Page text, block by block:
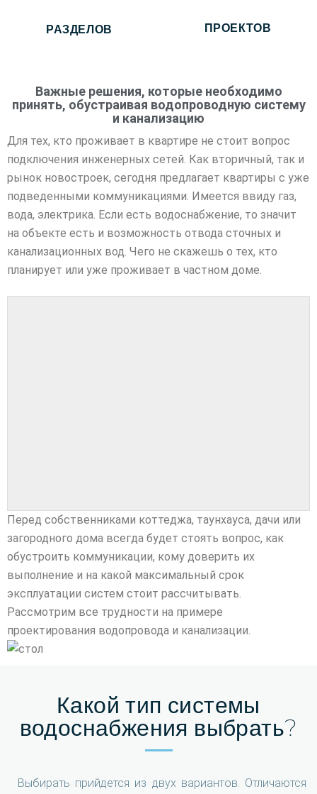
РАЗДЕЛОВ ПРОЕКТОВ
Важные решения, которые необходимо
принять, обустраивая водопроводную систему
и канализацию
Для тех, кто проживает в квартире не стоит вопрос
подключения инженерных сетей. Как вторичный, так и
рынок новостроек, сегодня предлагает квартиры с уже
подведенными коммуникациями. Имеется ввиду газ,
вода, электрика. Если есть водоснабжение, то значит
на объекте есть и возможность отвода сточных и
канализационных вод. Чего не скажешь о тех, кто
планирует или уже проживает в частном доме.
Перед собственниками коттеджа, таунхауса, дачи или
загородного дома всегда будет стоять вопрос, как
обустроить коммуникации, кому доверить их
выполнение и на какой максимальный срок
эксплуатации систем стоит рассчитывать.
Рассмотрим все трудности на примере
проектирования водопровода и канализации.
Какой тип системы
водоснабжения выбрать?
Выбирать прийдется из двух вариантов. Отличаются